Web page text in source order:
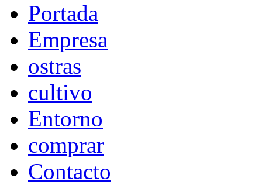
Portada
Empresa
ostras
cultivo
Entorno
comprar
Contacto